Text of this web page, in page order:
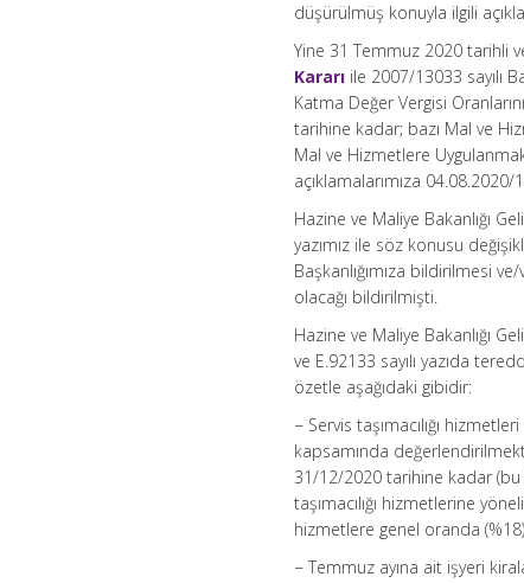
düşürülmüş konuyla ilgili
Yine 31 Temmuz 2020 tarihli
Kararı ile 2007/13033 sayılı
Katma Değer Vergisi
tarihine kadar; bazı Mal ve
Mal ve Hizmetlere
açıklamalarımıza
Hazine ve Maliye Bakanlığı
yazımız ile söz konusu
Başkanlığımıza bildirilmesi
olacağı bildirilmişti.
Hazine ve Maliye Bakanlığı
ve E.92133 sayılı yazıda
özetle aşağıdaki gibidir:
− Servis taşımacılığı
kapsamında
31/12/2020 tarihine kadar (bu
taşımacılığı hizmetlerine
hizmetlere genel oranda
− Temmuz ayına ait işyeri